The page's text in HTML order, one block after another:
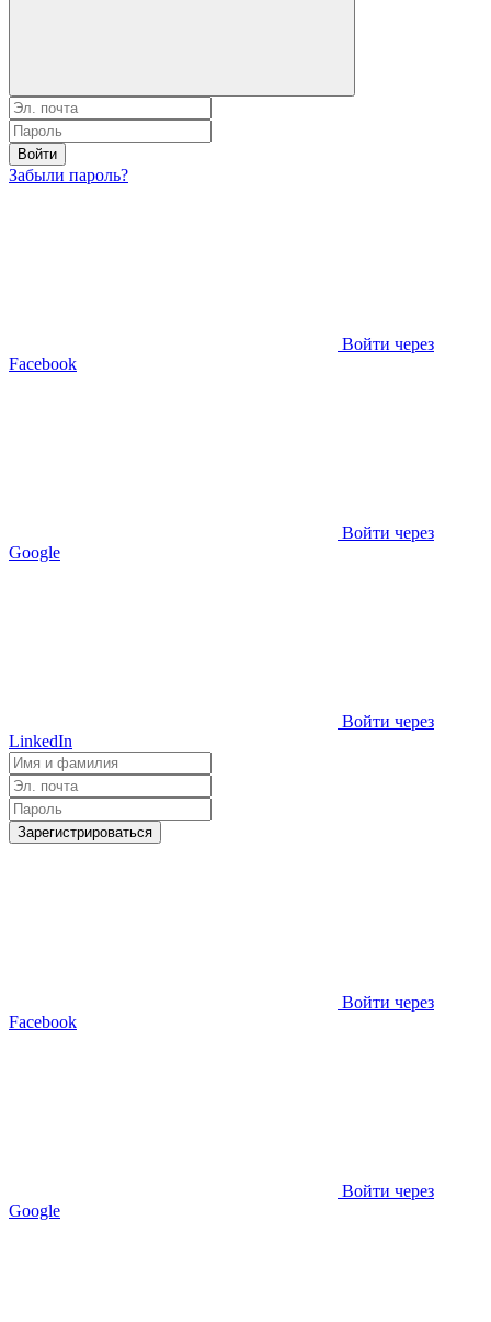
Войти
Забыли пароль?
Войти через
Facebook
Войти через
Google
Войти через
LinkedIn
Зарегистрироваться
Войти через
Facebook
Войти через
Google